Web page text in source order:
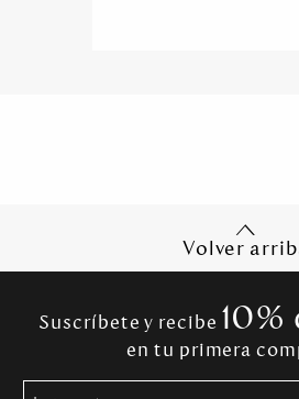
Volver
Suscríbete y recibe 10%
en tu primera